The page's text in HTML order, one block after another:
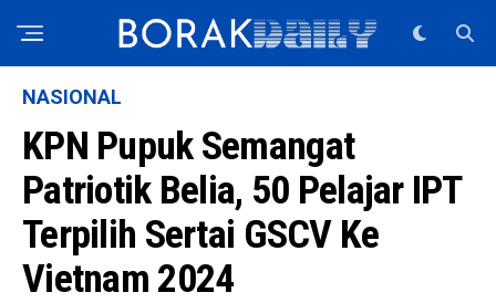
NASIONAL
KPN Pupuk Semangat
Patriotik Belia, 50 Pelajar IPT
Terpilih Sertai GSCV Ke
Vietnam 2024